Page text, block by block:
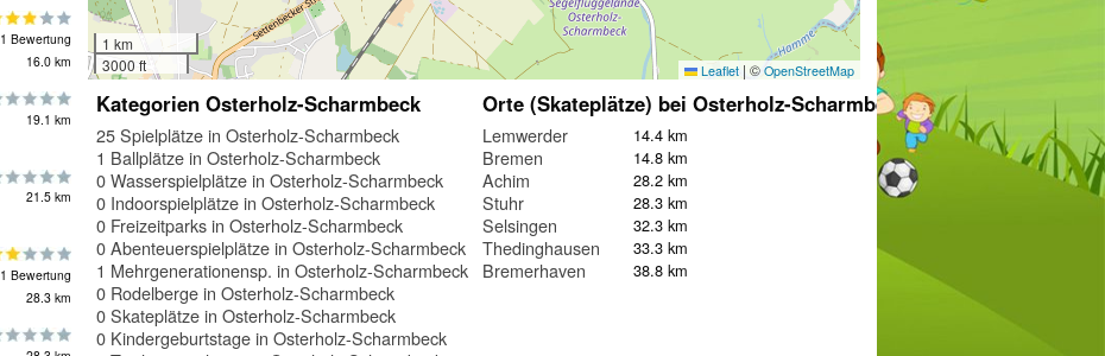
1 Bewertung
16.0 km
19.1 km
21.5 km
1 Bewertung
28.3 km
1 km
3000 ft
Leaflet | © OpenStreetMap
Kategorien Osterholz-Scharmbeck
25 Spielplätze in Osterholz-Scharmbeck
1 Ballplätze in Osterholz-Scharmbeck
0 Wasserspielplätze in Osterholz-Scharmbeck
0 Indoorspielplätze in Osterholz-Scharmbeck
0 Freizeitparks in Osterholz-Scharmbeck
0 Abenteuerspielplätze in Osterholz-Scharmbeck
1 Mehrgenerationensp. in Osterholz-Scharmbeck
0 Rodelberge in Osterholz-Scharmbeck
0 Skateplätze in Osterholz-Scharmbeck
0 Kindergeburtstage in Osterholz-Scharmbeck
Orte (Skateplätze) bei Osterholz-Scharmbeck
Lemwerder 14.4 km
Bremen 14.8 km
Achim 28.2 km
Stuhr 28.3 km
Selsingen 32.3 km
Thedinghausen 33.3 km
Bremerhaven 38.8 km